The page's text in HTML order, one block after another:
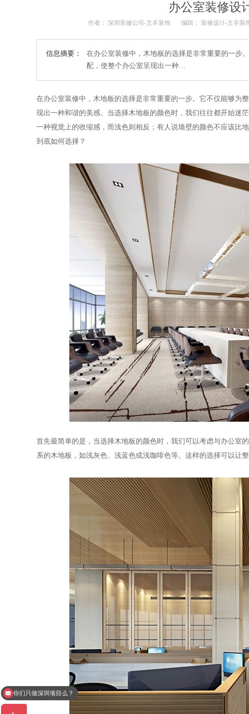
办公室装修设
作者： 深圳装修公司-文丰装饰 编辑： 装修设计-文丰装
信息摘要：
在办公室装修中，木地板的选择是非常重要的一步
配，使整个办公室呈现出一种…
在办公室装修中，木地板的选择是非常重要的一步。它不仅能够为
现出一种和谐的美感。 当选择木地板的颜色时，我们往往都开始迷茫
一种视觉上的收缩感，而浅色则相反；有人说墙壁的颜色不应该比
到底如何选择？
首先最简单的是，当选择木地板的颜色时，我们可以考虑与办公室
系的木地板，如浅灰色、浅蓝色或浅咖啡色等。这样的选择可以让
办公室设计一平多少钱？
你们只做深圳项目么？